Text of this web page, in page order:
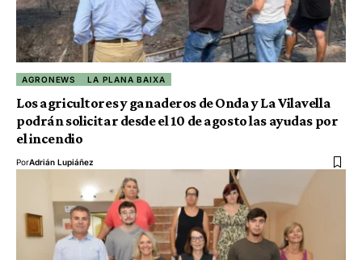
AGRONEWS LA PLANA BAIXA
Los agricultores y ganaderos de Onda y La Vilavella
podrán solicitar desde el 10 de agosto las ayudas por
el incendio
PorAdrián Lupiáñez